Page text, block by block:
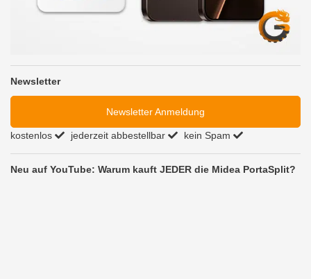
Newsletter
Newsletter Anmeldung
kostenlos jederzeit abbestellbar kein Spam
Neu auf YouTube: Warum kauft JEDER die Midea PortaSplit?